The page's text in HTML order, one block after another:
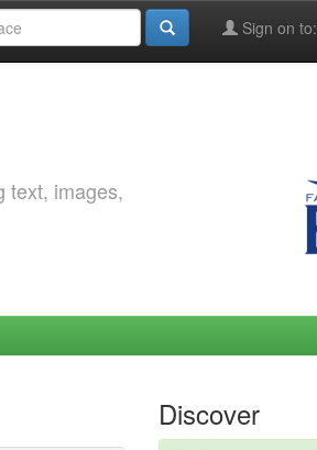
Sign on to:
text, images,
Discover